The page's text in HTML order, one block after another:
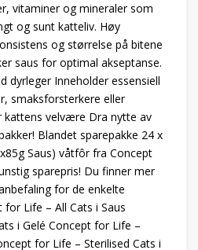
vitaminer og mineraler som
og sunt katteliv. Høy
og størrelse på bitene
saus for optimal akseptanse.
dyrleger Inneholder essensiell
smaksforsterkere eller
kattens velvære Dra nytte av
Blandet sparepakke 24 x
Saus) våtfôr fra Concept
sparepris! Du finner mer
for de enkelte
Life – All Cats i Saus
i Gelé Concept for Life –
for Life – Sterilised Cats i